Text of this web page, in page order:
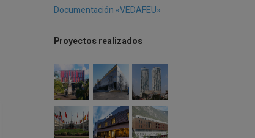
Documentación «VEDAFEU»
Proyectos realizados